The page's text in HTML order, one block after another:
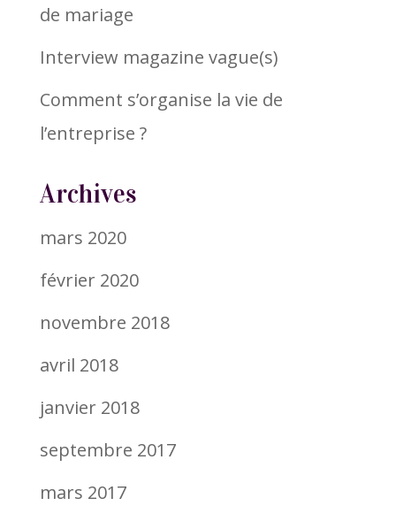
de mariage
Interview magazine vague(s)
Comment s’organise la vie de
l’entreprise ?
Archives
mars 2020
février 2020
novembre 2018
avril 2018
janvier 2018
septembre 2017
mars 2017